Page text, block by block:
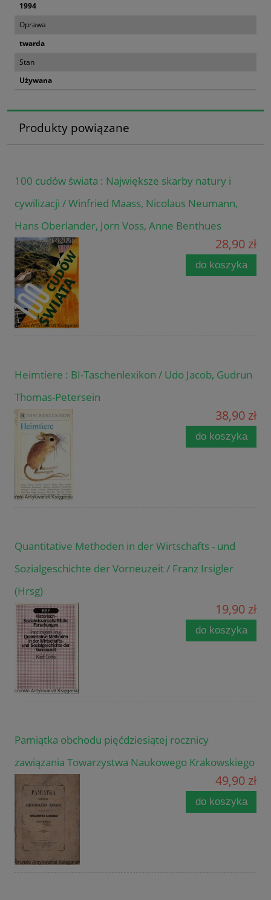
1994
Oprawa
twarda
Stan
Używana
Produkty powiązane
100 cudów świata : Największe skarby natury i
cywilizacji / Winfried Maass, Nicolaus Neumann,
Hans Oberlander, Jorn Voss, Anne Benthues
28,90 zł
do koszyka
Heimtiere : BI-Taschenlexikon / Udo Jacob, Gudrun
Thomas-Petersein
38,90 zł
do koszyka
Quantitative Methoden in der Wirtschafts - und
Sozialgeschichte der Vorneuzeit / Franz Irsigler
(Hrsg)
19,90 zł
do koszyka
Pamiątka obchodu pięćdziesiątej rocznicy
zawiązania Towarzystwa Naukowego Krakowskiego
49,90 zł
do koszyka